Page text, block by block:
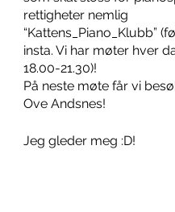
rettigheter nemlig
“Kattens_Piano_Klubb”
insta. Vi har møter hver
18.00-21.30)!
På neste møte får vi
Ove Andsnes!
Jeg gleder meg :D!